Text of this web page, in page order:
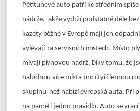
Pětitunové auto patří ke středním
nádrže, takže vydrží podstatně déle
kazety běžné v Evropě mají jen
vylévají na servisních místech. Místo
mívají plynovou nádrž. Díky tomu, že
nabídnou více místa pro čtyřčlennou
skupinu, než nabízí evropská auta. Při
na paměti jedno pravidlo. Auto se